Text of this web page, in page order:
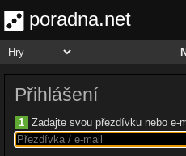
poradna.net
Přihlášení
1 Zadajte svou přezdívku nebo e-